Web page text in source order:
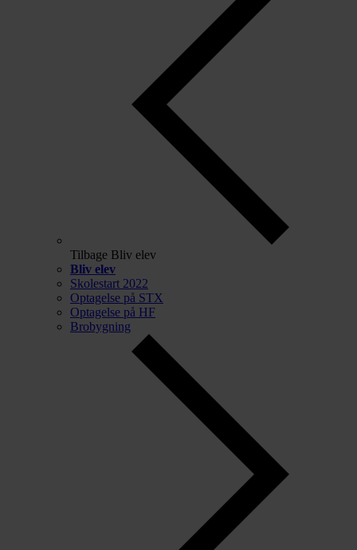
Tilbage Bliv elev
Bliv elev
Skolestart 2022
Optagelse på STX
Optagelse på HF
Brobygning